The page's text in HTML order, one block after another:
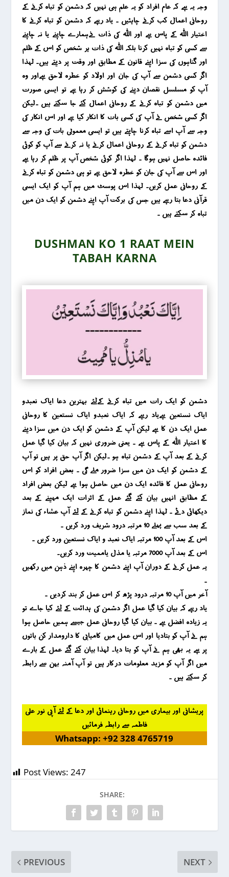
وجہ یہ ہے کہ عام افراد کو یہ علم ہی نہیں کہ دشمن کو تباہ کرنے کے
روحانی اعمال کب کرنے چاہئیں ۔ یاد رہے کہ دشمن کو تباہ کرنے کا
اختیار اللہ کے پاس ہے اور اللہ کی ذات نےہمارے چاہنے یا نہ چاہنے
سے کسی کو تباہ نہیں کرنا بلکہ اللہ کی ذات ہر شخص کو اس کے ظلم
اور گناہوں کی سزا اپنے قانون کے مطابق اور وقت پر دیتے ہیں۔ لہذا
اگر کسی دشمن سے آپ کی جان اور اولاد کو خطرہ لاحق ہےاور وہ
آپ کو مسلسل نقصان دینے کی کوشش کر رہا ہے تو ایسی صورت
میں دشمن کو تباہ کرنے کے روحانی اعمال کئے جا سکتے ہیں ۔لیکن
اگر کسی شخص نے آپ کی کسی بات کا انکار کیا ہے اور اس انکار کی
وجہ سے آپ اسے تباہ کرنا چاہتے ہیں تو ایسی معمولی بات کی وجہ سے
دشمن کو تباہ کرنے کے روحانی اعمال کرنے یا نہ کرنے سے آپ کو کوئی
فائدہ حاصل نہیں ہوگا ۔ لہذا اگر کوئی شخص آپ پر ظلم کر رہا ہے
اور اس سے آپ کی جان کو خطرہ لاحق ہے تو ہی دشمن کو تباہ کرنے
کے روحانی عمل کریں۔ لہذا اس پوسٹ میں ہم آپ کو ایک ایسی
قرآنی دعا بتا رہے ہیں جس کی برکت آپ اپنے دشمن کو ایک دن میں
تباہ کر سکتے ہیں ۔
DUSHMAN KO 1 RAAT MEIN
TABAH KARNA
دشمن کو ایک رات میں تباہ کرنے کےلئے بہترین دعا ایاک نعبدو
ایاک نستعین ہےیاد رہے کہ ایاک نعبدو ایاک نستعین کا روحانی
عمل ایک دن کا ہے لیکن آپ کے دشمن کو ایک دن میں سزا دینے
کا اختیار اللہ کے پاس ہے ۔ یعنی ضروری نہیں کہ بیان کیا گیا عمل
کرنے کے بعد آپ کے دشمن تباہ ہو ۔لیکن اگر آپ حق پر ہیں تو آپ
کے دشمن کو ایک دن میں سزا ضرور ملے گی ۔ بعض افراد کو اس
روحانی عمل کا فائدہ ایک دن میں حاصل ہوا ہے لیکن بعض افراد
کے مظابق انہیں بیان کئے گئے عمل کے اثرات ایک مہینے کے بعد
دیکھائی دئے ۔ لہذا اپنے دشمن کو تباہ کرنے کے لئے آپ عشاء کی نماز
کے بعد سب سے پہلے 10 مرتبہ درود شریف ورد کریں ۔
اس کے بعد آپ 100 مرتبہ ایاک نعبد و ایاک نستعین ورد کریں ۔
اس کے بعد آپ 7000 مرتبہ یا مذل یاممیت ورد کریں۔
یہ عمل کرنے کے دوران آپ اپنے دشمن کا چہرہ اپنے ذہن میں رکھیں
۔
آخر میں آپ 10 مرتبہ درود پڑھ کر اس عمل کر بند کردیں ۔
یاد رہے کہ بیان کیا گیا عمل اگر دشمن کی ہدائت کے لئے کیا جاے تو
یہ زیادہ افضل ہے ۔ بیان کیا گیا روحانی عمل جیسے ہمیں حاصل ہوا
ہم نے آپ کو بتادیا اور اس عمل میں کامیابی کا دارومدار کن باتوں
پر ہے یہ بھی ہم نے آپ کو بتا دیا۔ لہذا بیان کئے گئے عمل کے بارے
میں اگر آپ کو مزید معلومات درکار ہیں تو آپ آمنہ بہن سے رابطہ
کر سکتے ہیں ۔
پریشانی اور بیماری میں روحانی رہنمائی اور دعا کے لئے آپی نور علی
فاطمہ سے رابطہ فرمائیں
Whatsapp: +92 328 4765719
Post Views: 247
SHARE:
PREVIOUS NEXT